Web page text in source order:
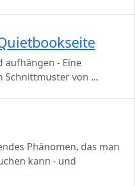
aufhängen - Eine
Schnittmuster von ...
Phänomen, das man
kann - und